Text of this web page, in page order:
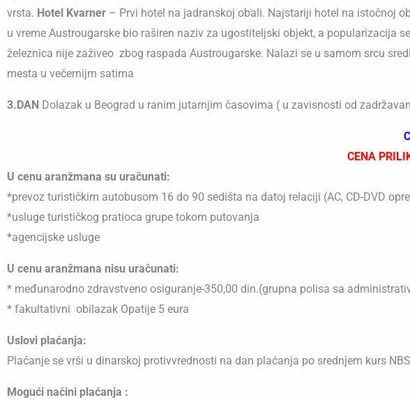
vrsta. Hotel Kvarner – Prvi hotel na jadranskoj obali. Najstariji hotel na istočnoj
u vreme Austrougarske bio raširen naziv za ugostiteljski objekt, a popularizacija
železnica nije zaživeo zbog raspada Austrougarske. Nalazi se u samom srcu
mesta u večernijm satima
3.DAN Dolazak u Beograd u ranim jutarnjim časovima ( u zavisnosti od
CENA
U cenu aranžmana su uračunati:
*prevoz turističkim autobusom 16 do 90 sedišta na datoj relaciji (AC, CD-DVD
*usluge turističkog pratioca grupe tokom putovanja
*agencijske usluge
U cenu aranžmana nisu uračunati:
* međunarodno zdravstveno osiguranje-350,00 din.(grupna polisa sa
* fakultativni obilazak Opatije 5 eura
Uslovi plaćanja:
Plaćanje se vrši u dinarskoj protivvrednosti na dan plaćanja po srednjem kurs NBS
Mogući načini plaćanja :